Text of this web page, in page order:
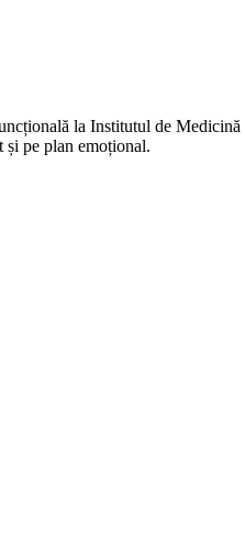
la Institutul de
și pe plan emoțional.